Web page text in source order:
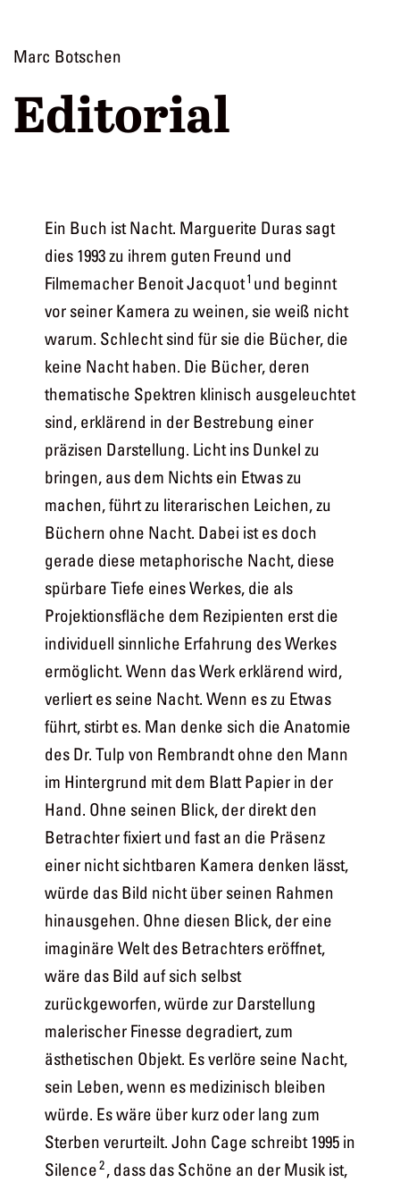
springen
Marc Botschen
Editorial
Ein Buch ist Nacht. Marguerite Duras sagt
dies 1993 zu ihrem guten Freund und
Filmemacher Benoit Jacquot1 und beginnt
vor seiner Kamera zu weinen, sie weiß nicht
warum. Schlecht sind für sie die Bücher, die
keine Nacht haben. Die Bücher, deren
thematische Spektren klinisch ausgeleuchtet
sind, erklärend in der Bestrebung einer
präzisen Darstellung. Licht ins Dunkel zu
bringen, aus dem Nichts ein Etwas zu
machen, führt zu literarischen Leichen, zu
Büchern ohne Nacht. Dabei ist es doch
gerade diese metaphorische Nacht, diese
spürbare Tiefe eines Werkes, die als
Projektionsfläche dem Rezipienten erst die
individuell sinnliche Erfahrung des Werkes
ermöglicht. Wenn das Werk erklärend wird,
verliert es seine Nacht. Wenn es zu Etwas
führt, stirbt es. Man denke sich die Anatomie
des Dr. Tulp von Rembrandt ohne den Mann
im Hintergrund mit dem Blatt Papier in der
Hand. Ohne seinen Blick, der direkt den
Betrachter fixiert und fast an die Präsenz
einer nicht sichtbaren Kamera denken lässt,
würde das Bild nicht über seinen Rahmen
hinausgehen. Ohne diesen Blick, der eine
imaginäre Welt des Betrachters eröffnet,
wäre das Bild auf sich selbst
zurückgeworfen, würde zur Darstellung
malerischer Finesse degradiert, zum
ästhetischen Objekt. Es verlöre seine Nacht,
sein Leben, wenn es medizinisch bleiben
würde. Es wäre über kurz oder lang zum
Sterben verurteilt. John Cage schreibt 1995 in
Silence2, dass das Schöne an der Musik ist,